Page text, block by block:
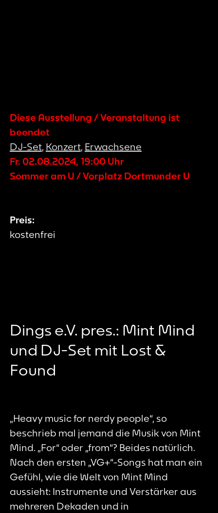
Diese Ausstellung / Veranstaltung ist
beendet
DJ-Set, Konzert, Erwachsene
Fr. 02.08.2024, 19:00 Uhr
Sommer am U / Vorplatz Dortmunder U
Preis:
kostenfrei
Dings e.V. pres.: Mint Mind
und DJ-Set mit Lost &
Found
„Heavy music for nerdy people“, so
beschrieb mal jemand die Musik von Mint
Mind. „For“ oder „from“? Beides natürlich.
Nach den ersten „VG+“-Songs hat man ein
Gefühl, wie die Welt von Mint Mind
aussieht: Instrumente und Verstärker aus
mehreren Dekaden und in